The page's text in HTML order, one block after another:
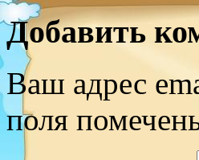
Добавить
Ваш адрес
поля